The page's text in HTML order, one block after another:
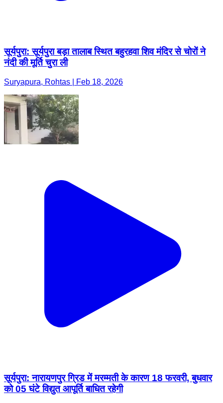
सूर्यपुरा: सूर्यपुरा बड़ा तालाब स्थित बहुरहवा शिव मंदिर से चोरों ने
नंदी की मूर्ति चुरा ली
Suryapura, Rohtas | Feb 18, 2026
सूर्यपुरा: नारायणपुर ग्रिड में मरम्मती के कारण 18 फरवरी, बुधवार
को 05 घंटे विद्युत आपूर्ति बाधित रहेगी